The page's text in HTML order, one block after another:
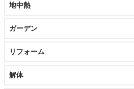
地中熱
ガーデン
リフォーム
解体